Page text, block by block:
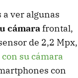
a ver algunas
cámarafrontal,
de 2,2 Mpx,
su cámara
con